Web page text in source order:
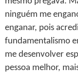
ninguém me
enganar, pois
fundamentalismo
me desenvolver
pessoa melhor,